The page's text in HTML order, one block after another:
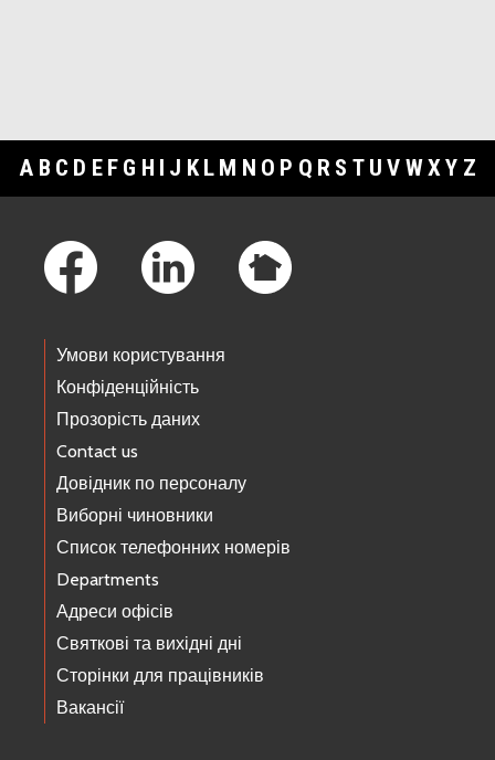
A B C D E F G H I J K L M N O P Q R S T U V WXY Z
Умови користування
Конфіденційність
Прозорість даних
Contact us
Довідник по персоналу
Виборні чиновники
Список телефонних номерів
Departments
Адреси офісів
Святкові та вихідні дні
Сторінки для працівників
Вакансії